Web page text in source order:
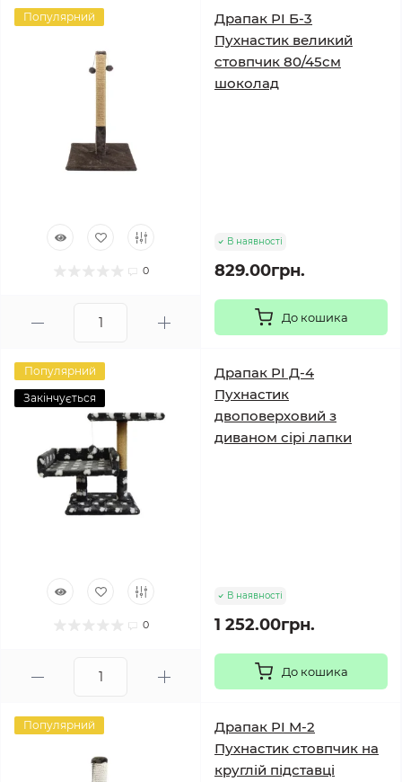
Популярний
0
Драпак PI Б-3
Пухнастик великий
стовпчик 80/45см
шоколад
В наявності
829.00грн.
До кошика
Популярний
Закінчується
0
Драпак PI Д-4
Пухнастик
двоповерховий з
диваном сірі лапки
В наявності
1 252.00грн.
До кошика
Популярний
Драпак PI М-2
Пухнастик стовпчик на
круглій підставці